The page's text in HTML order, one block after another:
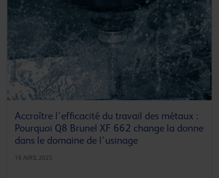
Accroître l'efficacité du travail des métaux :
Pourquoi Q8 Brunel XF 662 change la donne
dans le domaine de l’usinage
18 AVRIL 2025